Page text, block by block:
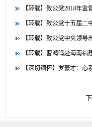
【转载】致公党2018年
【转载】致公党十五届二
【转载】致公党中央领
【转载】曹鸿鸣赴海南
【深切缅怀】罗豪才：